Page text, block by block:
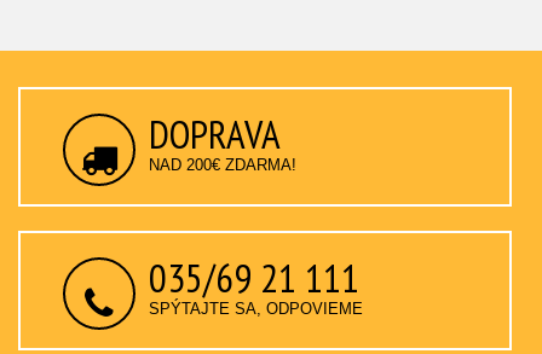
DOPRAVA
NAD 200€ ZDARMA!
035/69 21 111
SPÝTAJTE SA, ODPOVIEME